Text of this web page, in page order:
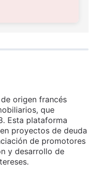
origen francés
que
Esta plataforma
proyectos de deuda
de promotores
y desarrollo de